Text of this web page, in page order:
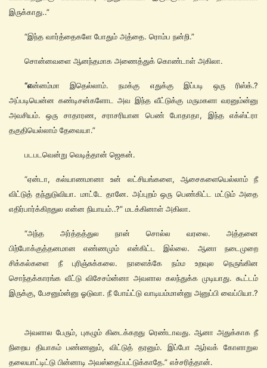
இருக்காது..”
“இந்த வார்த்தைகளே போதும் அத்தை. ரொம்ப நன்றி.”
சொன்னவளை ஆனந்தமாக அணைத்துக் கொண்டாள் அகிலா.
“என்னம்மா இதெல்லாம். நமக்கு எதுக்கு இப்படி ஒரு ரிஸ்க்.?
அப்படியென்ன கண்டிசன்களோட அவ இந்த வீட்டுக்கு மருமகளா வரனும்ன்னு
அவசியம். ஒரு சாதாரண, சராசரியான பெண் போதாதா, இந்த எக்ஸ்ட்ரா
தகுதியெல்லாம் தேவையா.”
படபடவென்று வெடித்தான் ஜெகன்.
“ஏன்டா, கல்யாணமானா உன் லட்சியங்களை, ஆசைகளையெல்லாம் நீ
விட்டுத் தந்துடுவியா. மாட்டே தானே. அப்புறம் ஒரு பெண்கிட்ட மட்டும் அதை
எதிர்பார்க்கிறதுல என்ன நியாயம்..?” மடக்கினாள் அகிலா.
“அந்த அர்த்தத்துல நான் சொல்ல வரலை. அத்தனை
பிற்போக்குத்தனமான எண்ணமும் என்கிட்ட இல்லை. ஆனா நடைமுறை
சிக்கல்களை நீ புரிஞ்சுக்கலை. நாளைக்கே நம்ம உறவுல நெருங்கின
சொந்தக்காரங்க வீட்டு விசேசம்ன்னா அவளால கலந்துக்க முடியாது. கூட்டம்
இருக்கு, பேசனும்ன்னு ஓடுவா. நீ போய்ட்டு வாடியம்மான்னு அனுப்பி வைப்பியா.?
அவளால பேரும், புகழும் கிடைக்கறது ரெண்டாவது. ஆனா அதுக்காக நீ
நிறைய தியாகம் பண்ணனும், விட்டுத் தரனும். இப்போ ஆர்வக் கோளாறுல
தலையாட்டிட்டு பின்னாடி அவஸ்தைப்பட்டுக்காதே.” எச்சரித்தான்.